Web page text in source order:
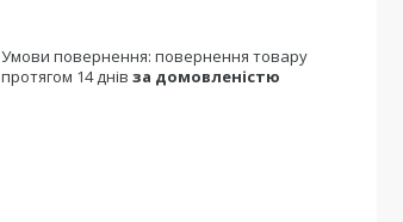
повернення товару
протягом 14 днів за домовленістю